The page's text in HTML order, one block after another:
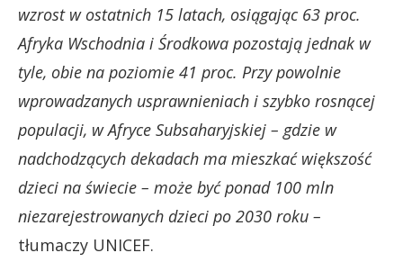
wzrost w ostatnich 15 latach, osiągając 63 proc.
Afryka Wschodnia i Środkowa pozostają jednak w
tyle, obie na poziomie 41 proc. Przy powolnie
wprowadzanych usprawnieniach i szybko rosnącej
populacji, w Afryce Subsaharyjskiej – gdzie w
nadchodzących dekadach ma mieszkać większość
dzieci na świecie – może być ponad 100 mln
niezarejestrowanych dzieci po 2030 roku –
tłumaczy UNICEF.